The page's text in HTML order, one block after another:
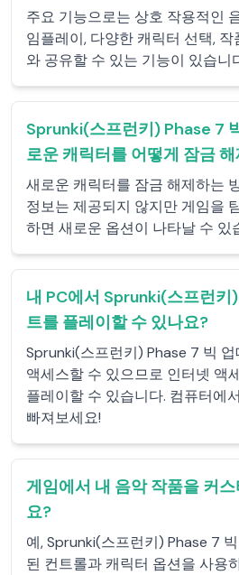
주요 기능으로는 상호 작용적인
임플레이, 다양한 캐릭터 선택,
와 공유할 수 있는 기능이 있습니
Sprunki(스프런키) Phase 7
로운 캐릭터를 어떻게 잠금
새로운 캐릭터를 잠금 해제하는
정보는 제공되지 않지만 게임을
하면 새로운 옵션이 나타날 수 있
내 PC에서 Sprunki(스프런키
트를 플레이할 수 있나요?
Sprunki(스프런키) Phase 7 빅
액세스할 수 있으므로 인터넷 액
플레이할 수 있습니다. 컴퓨터에
빠져보세요!
게임에서 내 음악 작품을 커
요?
예, Sprunki(스프런키) Phase 7
된 컨트롤과 캐릭터 옵션을 사용